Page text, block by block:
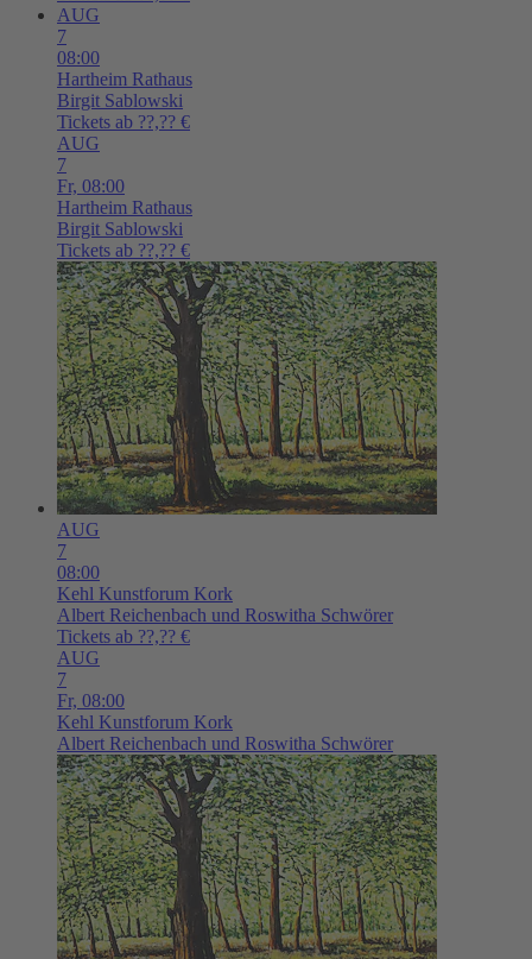
AUG
7
08:00
Hartheim Rathaus
Birgit Sablowski
Tickets ab ??,?? €
AUG
7
Fr, 08:00
Hartheim Rathaus
Birgit Sablowski
Tickets ab ??,?? €
AUG
7
08:00
Kehl Kunstforum Kork
Albert Reichenbach und Roswitha Schwörer
Tickets ab ??,?? €
AUG
7
Fr, 08:00
Kehl Kunstforum Kork
Albert Reichenbach und Roswitha Schwörer